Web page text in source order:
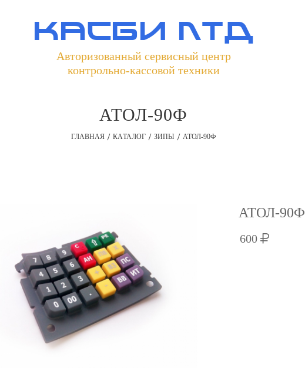
касби лтд
Авторизованный сервисный центр
контрольно-кассовой техники
АТОЛ-90Ф
ГЛАВНАЯ КАТАЛОГ ЗИПЫ АТОЛ-90Ф
АТОЛ-90Ф
600